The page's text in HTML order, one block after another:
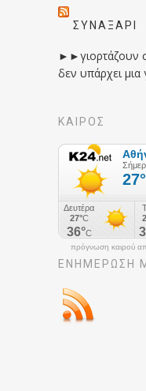
ΣΥΝΑΞΆΡΙ
►►γιορτάζουν
δεν υπάρχει
ΚΑΙΡΟΣ
πρόγνωση καιρού
ΕΝΗΜΈΡΩΣΉ